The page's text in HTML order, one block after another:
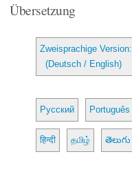
Übersetzung
Zweisprachige Version:
(Deutsch / English)
Русский Português
हिन्दी தமிழ் తెలుగు